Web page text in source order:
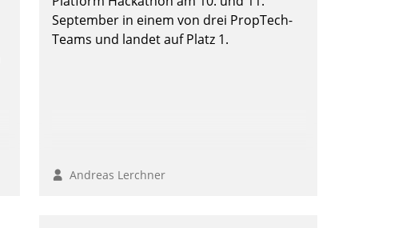
September in einem von drei PropTech-
Teams und landet auf Platz 1.
Andreas Lerchner